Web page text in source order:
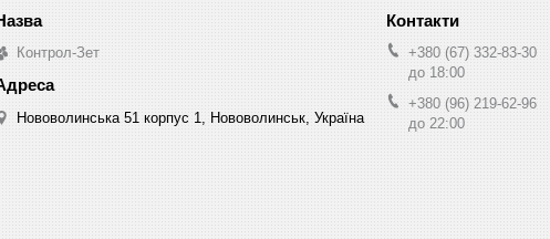
Контрол-Зет
Нововолинська 51 корпус 1, Нововолинськ, Україна
+380 (67) 332-83-30
до 18:00
+380 (96) 219-62-96
до 22:00